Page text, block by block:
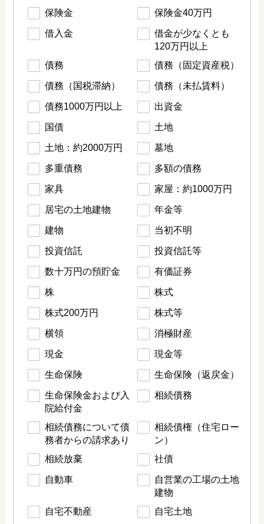
保険金 保険金40万円
借入金
借金が少なくとも
120万円以上
債務
債務（固定資産税）
債務（国税滞納） 債務（未払賃料）
債務1000万円以上 出資金
国債 土地
土地：約2000万円 墓地
多重債務 多額の債務
家具 家屋：約1000万円
居宅の土地建物 年金等
建物 当初不明
投資信託 投資信託等
数十万円の預貯金 有価証券
株 株式
株式200万円 株式等
横領 消極財産
現金 現金等
生命保険 生命保険（返戻金）
生命保険金および入
院給付金
相続債務
相続債務について債
務者からの請求あり
相続債権（住宅ロー
ン）
相続放棄
社債
自動車
自営業の工場の土地
建物
自宅不動産
自宅土地